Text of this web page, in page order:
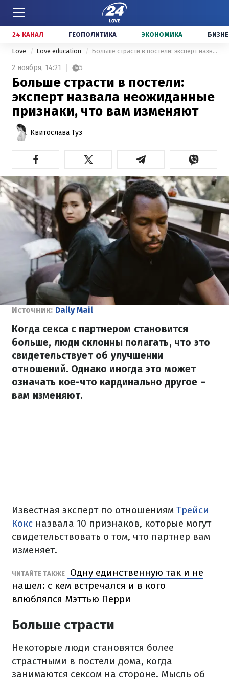
24 КАНАЛ ГЕОПОЛИТИКА ЭКОНОМИКА
Love Love education Больше страсти в постели: эксперт назвала неожиданные признаки, что вам изменяют
2 ноября, 14:21 5
Больше страсти в постели:
эксперт назвала неожиданные
признаки, что вам изменяют
Квитослава Туз
Источник: Daily Mail
Когда секса с партнером становится
больше, люди склонны полагать, что это
свидетельствует об улучшении
отношений. Однако иногда это может
означать кое-что кардинально другое –
вам изменяют.
Известная эксперт по отношениям Трейси
Кокс назвала 10 признаков, которые могут
свидетельствовать о том, что партнер вам
изменяет.
ЧИТАЙТЕ ТАКЖЕ
Одну единственную так и не
нашел: с кем встречался и в кого
влюблялся Мэттью Перри
Больше страсти
Некоторые люди становятся более
страстными в постели дома, когда
занимаются сексом на стороне. Мысль об